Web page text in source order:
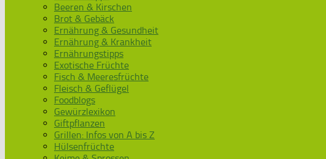
Beeren & Kirschen
Brot & Gebäck
Ernährung & Gesundheit
Ernährung & Krankheit
Ernährungstipps
Exotische Früchte
Fisch & Meeresfrüchte
Fleisch & Geflügel
Foodblogs
Gewürzlexikon
Giftpflanzen
Grillen: Infos von A bis Z
Hülsenfrüchte